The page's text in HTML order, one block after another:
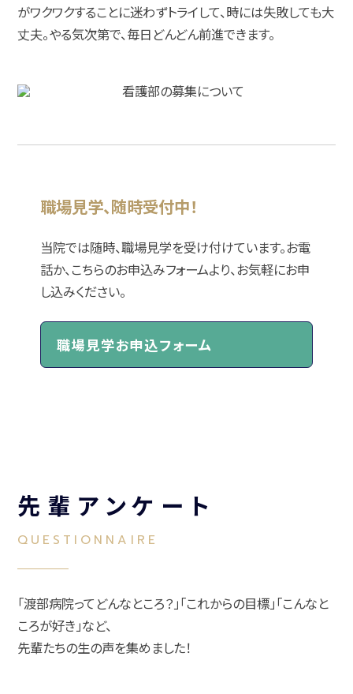
がワクワクすることに迷わずトライして、時には失敗しても大
丈夫。やる気次第で、毎日どんどん前進できます。
職場見学、随時受付中！
当院では随時、職場見学を受け付けています。お電
話か、こちらのお申込みフォームより、お気軽にお申
し込みください。
職場見学お申込フォーム
先輩アンケート
QUESTIONNAIRE
「渡部病院ってどんなところ？」「これからの目標」「こんなと
ころが好き」など、
先輩たちの生の声を集めました！